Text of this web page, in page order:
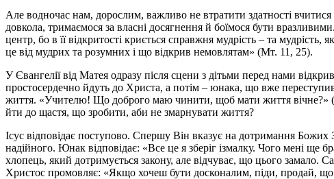
Але водночас нам, дорослим, важливо не втратити здатності
довкола, тримаємося за власні досягнення й боїмося бути
центр, бо в її відкритості криється справжня мудрість – та
це від мудрих та розумних і що відкрив немовлятам» (Мт. 11, 25).
У Євангелії від Матея одразу після сцени з дітьми перед нами
простосердечно йдуть до Христа, а потім – юнака, що вже
життя. «Учителю! Що доброго маю чинити, щоб мати життя вічне?»
йти до щастя, що зробити, аби не змарнувати життя?
Ісус відповідає поступово. Спершу Він вказує на дотримання
надійного. Юнак відповідає: «Все це я зберіг ізмалку. Чого мені ще
хлопець, який дотримується закону, але відчуває, що цього замало.
Христос промовляє: «Якщо хочеш бути досконалим, піди, продай,